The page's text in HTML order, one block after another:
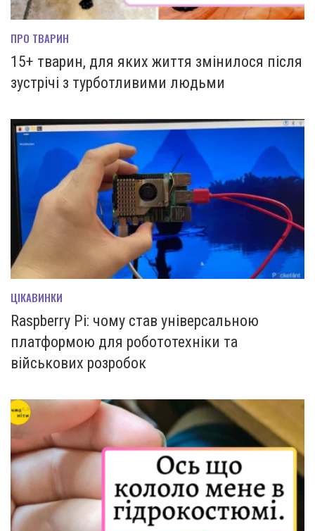
ПРО ТВАРИН
15+ тварин, для яких життя змінилося після
зустрічі з турботливими людьми
ЦІКАВИНКИ
Raspberry Pi: чому став універсальною
платформою для робототехніки та
військових розробок